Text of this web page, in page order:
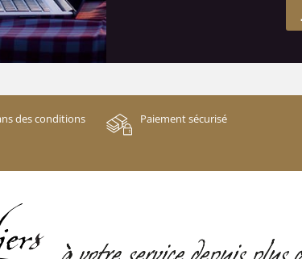
des conditions
Paiement sécurisé